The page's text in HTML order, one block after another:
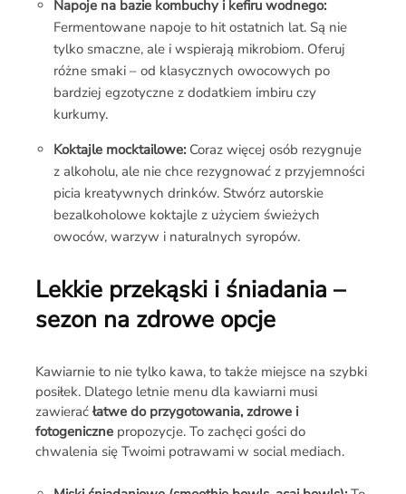
Napoje na bazie kombuchy i kefiru wodnego:
Fermentowane napoje to hit ostatnich lat. Są nie
tylko smaczne, ale i wspierają mikrobiom. Oferuj
różne smaki – od klasycznych owocowych po
bardziej egzotyczne z dodatkiem imbiru czy
kurkumy.
Koktajle mocktailowe:Coraz więcej osób rezygnuje
z alkoholu, ale nie chce rezygnować z przyjemności
picia kreatywnych drinków. Stwórz autorskie
bezalkoholowe koktajle z użyciem świeżych
owoców, warzyw i naturalnych syropów.
Lekkie przekąski i śniadania –
sezon na zdrowe opcje
Kawiarnie to nie tylko kawa, to także miejsce na szybki
posiłek. Dlatego letnie menu dla kawiarni musi
zawieraćłatwe do przygotowania, zdrowe i
fotogenicznepropozycje. To zachęci gości do
chwalenia się Twoimi potrawami w social mediach.